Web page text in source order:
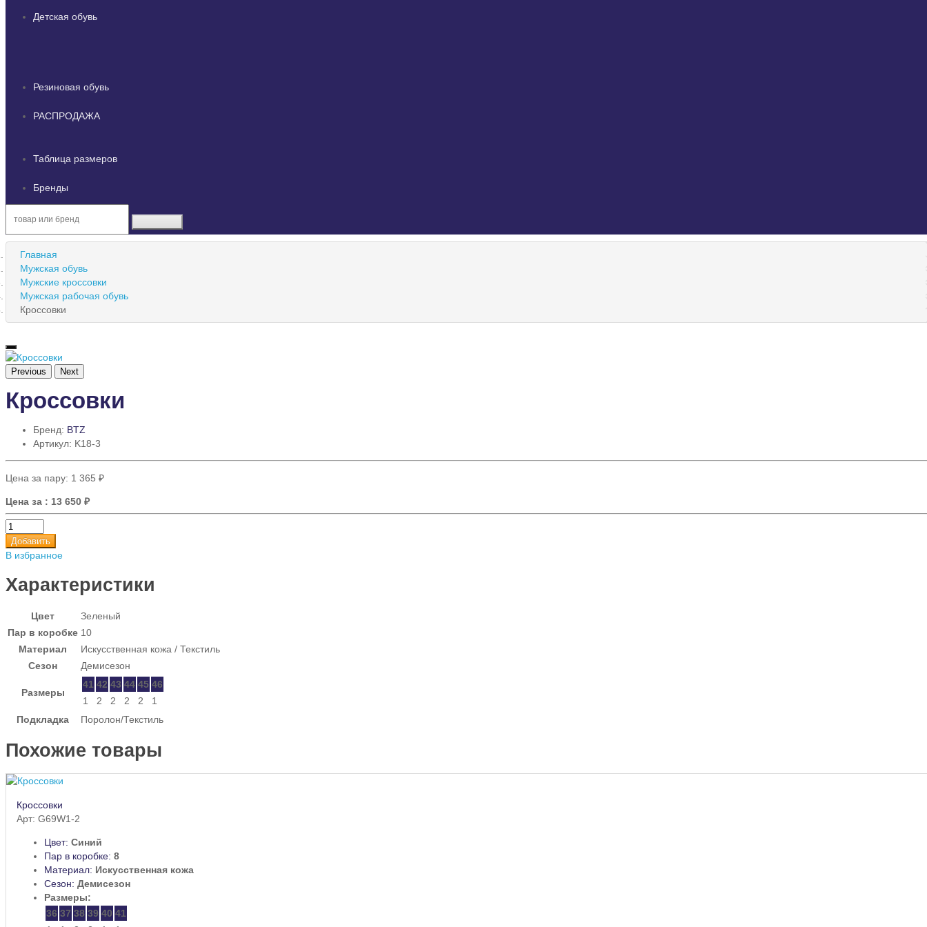
Детская обувь
Резиновая обувь
РАСПРОДАЖА
Таблица размеров
Бренды
Главная
Мужская обувь
Мужские кроссовки
Мужская рабочая обувь
Кроссовки
Previous Next
Кроссовки
Бренд: BTZ
Артикул: K18-3
Цена за пару: 1 365 ₽
Цена за : 13 650 ₽
Добавить
В избранное
Характеристики
Цвет
Зеленый
Пар в коробке 10
Материал
Искусственная кожа / Текстиль
Сезон
Демисезон
Размеры
41 42 43 44 45 46
1
2 2 2 2
1
Подкладка
Поролон/Текстиль
Похожие товары
Кроссовки
Арт: G69W1-2
Цвет: Синий
Пар в коробке: 8
Материал: Искусственная кожа
Сезон: Демисезон
Размеры:
36 37 38 39 40 41